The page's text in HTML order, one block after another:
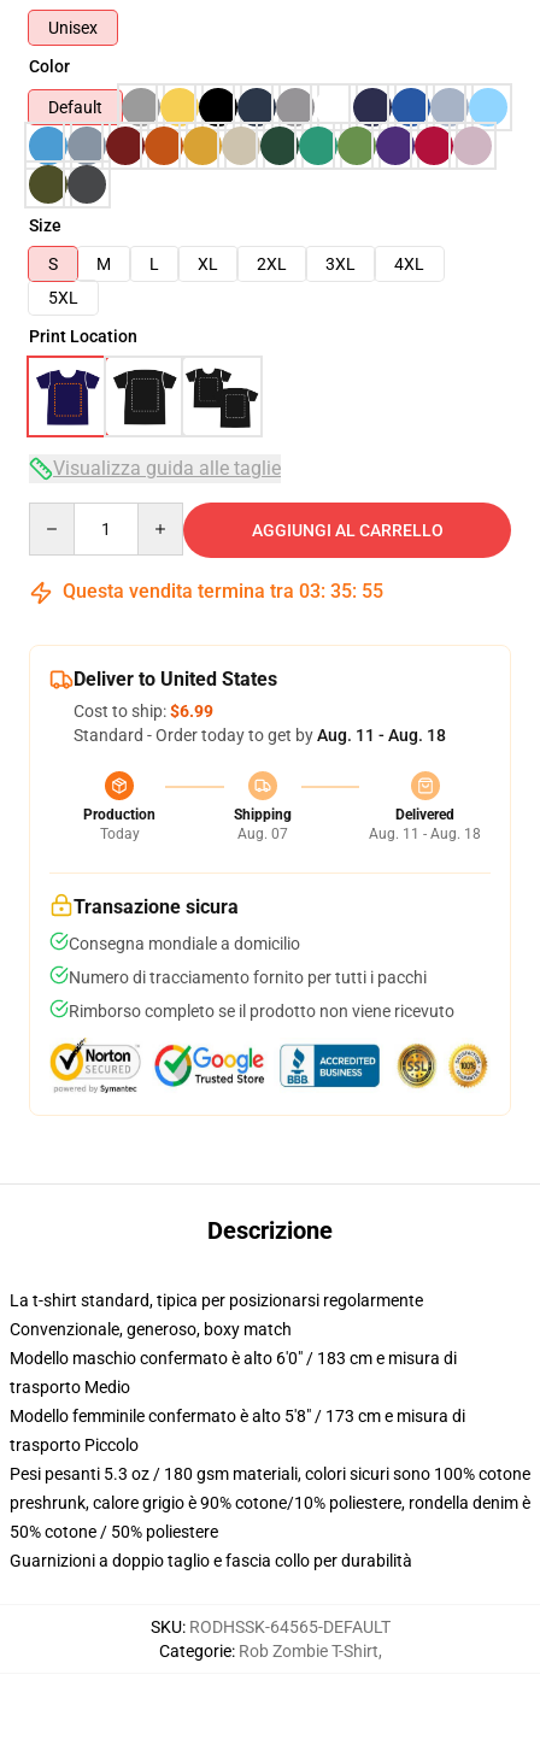
Unisex
Color
Default
Size
S
M L XL 2XL 3XL
4XL
5XL
Print Location
Visualizza guida alle taglie
AGGIUNGI AL CARRELLO
Questa vendita termina tra 03: 35: 54
Deliver to United States
Cost to ship:$6.99
Standard - Order today to get byAug. 11 - Aug. 18
Production
Today
Shipping
Aug. 07
Delivered
Aug. 11 - Aug. 18
Transazione sicura
Consegna mondiale a domicilio
Numero di tracciamento fornito per tutti i pacchi
Rimborso completo se il prodotto non viene ricevuto
Descrizione
La t-shirt standard, tipica per posizionarsi regolarmente
Convenzionale, generoso, boxy match
Modello maschio confermato è alto 6'0" / 183 cm e misura di
trasporto Medio
Modello femminile confermato è alto 5'8" / 173 cm e misura di
trasporto Piccolo
Pesi pesanti 5.3 oz / 180 gsm materiali, colori sicuri sono 100% cotone
preshrunk, calore grigio è 90% cotone/10% poliestere, rondella denim è
50% cotone / 50% poliestere
Guarnizioni a doppio taglio e fascia collo per durabilità
SKU: RODHSSK-64565-DEFAULT
Categorie: Rob Zombie T-Shirt,